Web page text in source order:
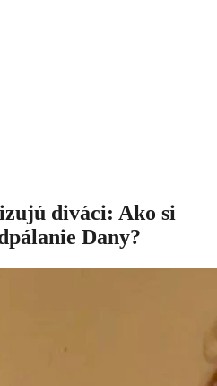
diváci: Ako si
Dany?